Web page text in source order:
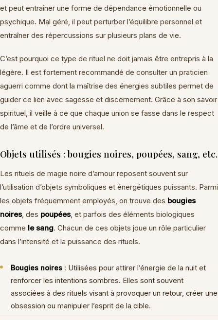
et peut entraîner une forme de dépendance émotionnelle ou
psychique. Mal géré, il peut perturber l’équilibre personnel et
entraîner des répercussions sur plusieurs plans de vie.
C’est pourquoi ce type de rituel ne doit jamais être entrepris à la
légère. Il est fortement recommandé de consulter un praticien
aguerri comme dont la maîtrise des énergies subtiles permet de
guider ce lien avec sagesse et discernement. Grâce à son savoir
spirituel, il veille à ce que chaque union se fasse dans le respect
de l’âme et de l’ordre universel.
Objets utilisés : bougies noires, poupées, sang, etc.
Les rituels de magie noire d’amour reposent souvent sur
l’utilisation d’objets symboliques et énergétiques puissants. Parmi
les objets fréquemment employés, on trouve des bougies
noires, des poupées, et parfois des éléments biologiques
comme le sang. Chacun de ces objets joue un rôle particulier
dans l’intensité et la puissance des rituels.
Bougies noires : Utilisées pour attirer l’énergie de la nuit et
renforcer les intentions sombres. Elles sont souvent
associées à des rituels visant à provoquer un retour, créer une
obsession ou manipuler l’esprit de la cible.